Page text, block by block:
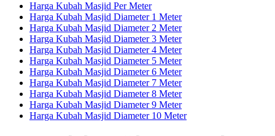
Harga Kubah Masjid Per Meter
Harga Kubah Masjid Diameter 1 Meter
Harga Kubah Masjid Diameter 2 Meter
Harga Kubah Masjid Diameter 3 Meter
Harga Kubah Masjid Diameter 4 Meter
Harga Kubah Masjid Diameter 5 Meter
Harga Kubah Masjid Diameter 6 Meter
Harga Kubah Masjid Diameter 7 Meter
Harga Kubah Masjid Diameter 8 Meter
Harga Kubah Masjid Diameter 9 Meter
Harga Kubah Masjid Diameter 10 Meter